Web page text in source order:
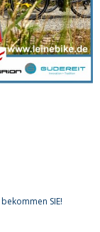
SIE!